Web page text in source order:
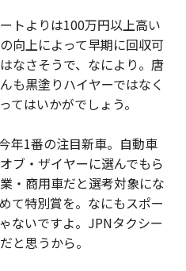
トよりは100万円以上高い
向上によって早期に回収可
なさそうで、なにより。唐
も黒塗りハイヤーではなく
てはいかがでしょう。
年1番の注目新車。自動車
ブ・ザイヤーに選んでもら
・商用車だと選考対象にな
て特別賞を。なにもスポー
ないですよ。JPNタクシー
と思うから。